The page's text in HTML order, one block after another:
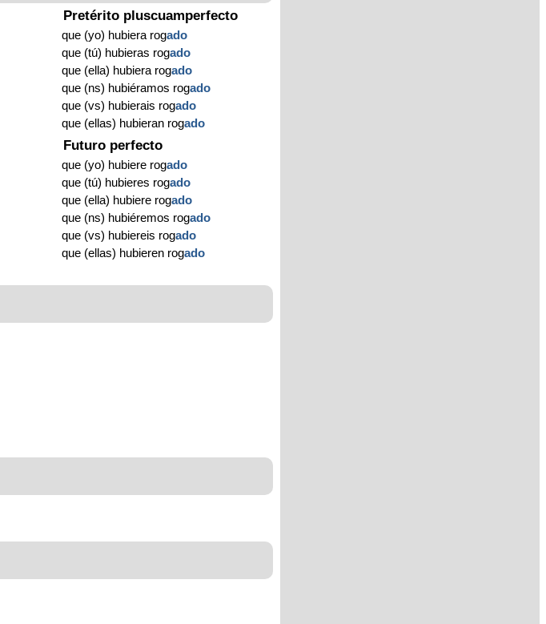
Pretérito pluscuamperfecto
que (yo) hubiera rogado
que (tú) hubieras rogado
que (ella) hubiera rogado
que (ns) hubiéramos rogado
que (vs) hubierais rogado
que (ellas) hubieran rogado
Futuro perfecto
que (yo) hubiere rogado
que (tú) hubieres rogado
que (ella) hubiere rogado
que (ns) hubiéremos rogado
que (vs) hubiereis rogado
que (ellas) hubieren rogado